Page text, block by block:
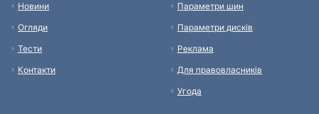
Новини
Огляди
Тести
Контакти
Параметри шин
Параметри дисків
Реклама
Для правовласників
Угода